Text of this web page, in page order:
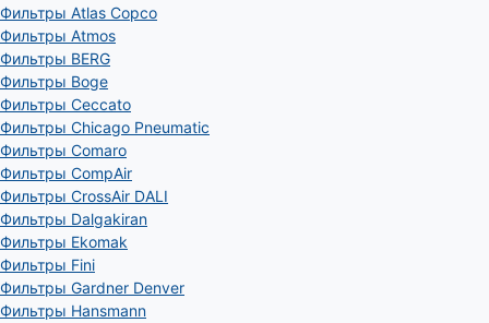
Фильтры Atlas Copco
Фильтры Atmos
Фильтры BERG
Фильтры Boge
Фильтры Ceccato
Фильтры Chicago Pneumatic
Фильтры Comaro
Фильтры CompAir
Фильтры CrossAir DALI
Фильтры Dalgakiran
Фильтры Ekomak
Фильтры Fini
Фильтры Gardner Denver
Фильтры Hansmann